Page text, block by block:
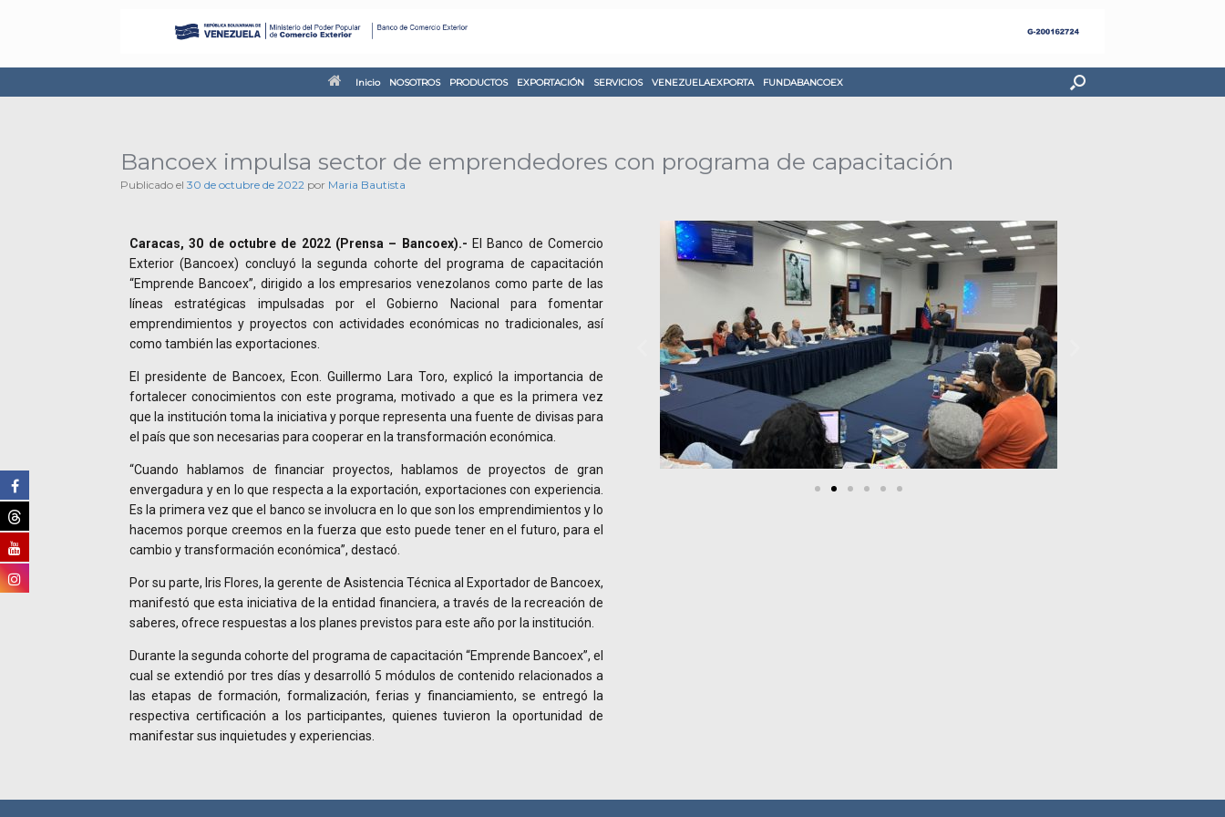
Inicio NOSOTROS PRODUCTOS EXPORTACIÓN SERVICIOS VENEZUELAEXPORTA FUNDABANCOEX
Bancoex impulsa sector de emprendedores con programa de capacitación
Publicado el 30 de octubre de 2022 por Maria Bautista
Caracas, 30 de octubre de 2022 (Prensa – Bancoex).- El Banco de Comercio
Exterior (Bancoex) concluyó la segunda cohorte del programa de capacitación
“Emprende Bancoex”, dirigido a los empresarios venezolanos como parte de las
líneas estratégicas impulsadas por el Gobierno Nacional para fomentar
emprendimientos y proyectos con actividades económicas no tradicionales, así
como también las exportaciones.
El presidente de Bancoex, Econ. Guillermo Lara Toro, explicó la importancia de
fortalecer conocimientos con este programa, motivado a que es la primera vez
que la institución toma la iniciativa y porque representa una fuente de divisas para
el país que son necesarias para cooperar en la transformación económica.
“Cuando hablamos de financiar proyectos, hablamos de proyectos de gran
envergadura y en lo que respecta a la exportación, exportaciones con experiencia.
Es la primera vez que el banco se involucra en lo que son los emprendimientos y lo
hacemos porque creemos en la fuerza que esto puede tener en el futuro, para el
cambio y transformación económica”, destacó.
Por su parte, Iris Flores, la gerente de Asistencia Técnica al Exportador de Bancoex,
manifestó que esta iniciativa de la entidad financiera, a través de la recreación de
saberes, ofrece respuestas a los planes previstos para este año por la institución.
Durante la segunda cohorte del programa de capacitación “Emprende Bancoex”, el
cual se extendió por tres días y desarrolló 5 módulos de contenido relacionados a
las etapas de formación, formalización, ferias y financiamiento, se entregó la
respectiva certificación a los participantes, quienes tuvieron la oportunidad de
manifestar sus inquietudes y experiencias.